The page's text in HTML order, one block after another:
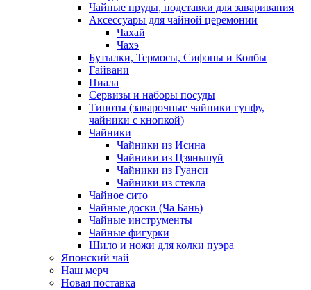
Чайные пруды, подставки для заваривания
Аксессуары для чайной церемонии
Чахай
Чахэ
Бутылки, Термосы, Сифоны и Колбы
Гайвани
Пиала
Сервизы и наборы посуды
Типоты (заварочные чайники гунфу,
чайники с кнопкой)
Чайники
Чайники из Исина
Чайники из Цзяньшуй
Чайники из Гуанси
Чайники из стекла
Чайное сито
Чайные доски (Ча Бань)
Чайные инструменты
Чайные фигурки
Шило и ножи для колки пуэра
Японский чай
Наш мерч
Новая поставка